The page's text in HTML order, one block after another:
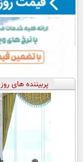
پربیننده های روز